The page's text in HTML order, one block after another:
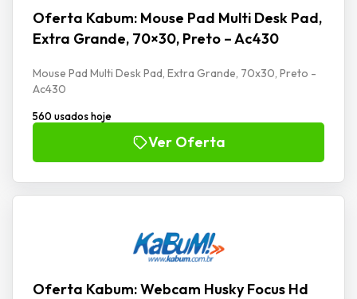
Oferta Kabum: Mouse Pad Multi Desk Pad,
Extra Grande, 70×30, Preto – Ac430
Mouse Pad Multi Desk Pad, Extra Grande, 70x30, Preto -
Ac430
560 usados hoje
Ver Oferta
Oferta Kabum: Webcam Husky Focus Hd